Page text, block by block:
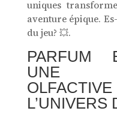
uniques
aventure épique.
du jeu? 💥.
PARFUM
UNE
L’UNIVERS